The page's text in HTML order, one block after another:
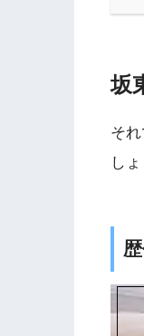
坂
そ
しょ